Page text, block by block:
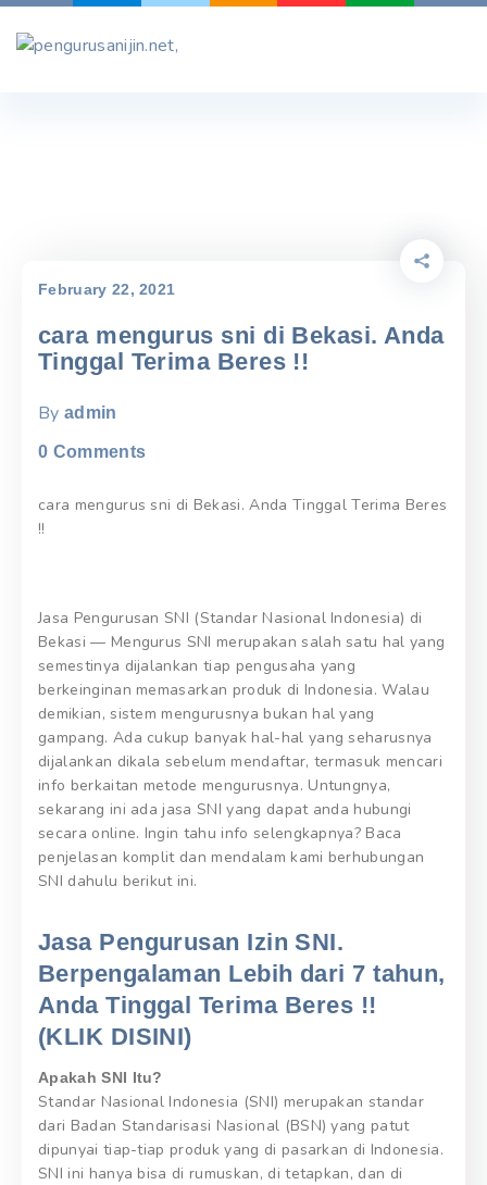
Skip
February 22, 2021
cara mengurus sni di Bekasi. Anda
Tinggal Terima Beres !!
By admin
0 Comments
cara mengurus sni di Bekasi. Anda Tinggal Terima Beres
!!
Jasa Pengurusan SNI (Standar Nasional Indonesia) di
Bekasi — Mengurus SNI merupakan salah satu hal yang
semestinya dijalankan tiap pengusaha yang
berkeinginan memasarkan produk di Indonesia. Walau
demikian, sistem mengurusnya bukan hal yang
gampang. Ada cukup banyak hal-hal yang seharusnya
dijalankan dikala sebelum mendaftar, termasuk mencari
info berkaitan metode mengurusnya. Untungnya,
sekarang ini ada jasa SNI yang dapat anda hubungi
secara online. Ingin tahu info selengkapnya? Baca
penjelasan komplit dan mendalam kami berhubungan
SNI dahulu berikut ini.
Jasa Pengurusan Izin SNI.
Berpengalaman Lebih dari 7 tahun,
Anda Tinggal Terima Beres !!
(KLIK DISINI)
Apakah SNI Itu?
Standar Nasional Indonesia (SNI) merupakan standar
dari Badan Standarisasi Nasional (BSN) yang patut
dipunyai tiap-tiap produk yang di pasarkan di Indonesia.
SNI ini hanya bisa di rumuskan, di tetapkan, dan di